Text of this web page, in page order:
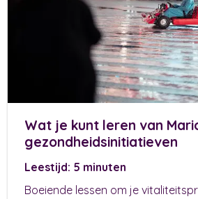
Wat je kunt leren van
gezondheidsinitiatieven
Leestijd: 5 minuten
Boeiende lessen om je